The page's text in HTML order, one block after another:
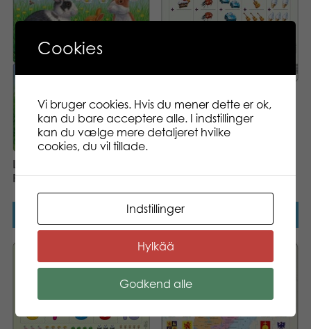
Larsen Midi Rabbits 8 pcs
Puzzle
Puzzle
Cookies
Vi bruger cookies. Hvis du mener dette er ok,
kan du bare acceptere alle. I indstillinger
kan du vælge mere detaljeret hvilke
cookies, du vil tillade.
Indstillinger
Hylkää
Godkend alle